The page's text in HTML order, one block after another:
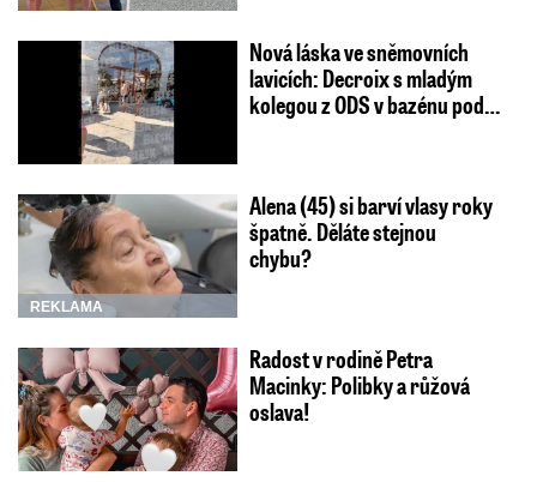
Nová láska ve sněmovních
lavicích: Decroix s mladým
kolegou z ODS v bazénu pod…
REKLAMA
Alena (45) si barví vlasy roky
špatně. Děláte stejnou
chybu?
Radost v rodině Petra
Macinky: Polibky a růžová
oslava!